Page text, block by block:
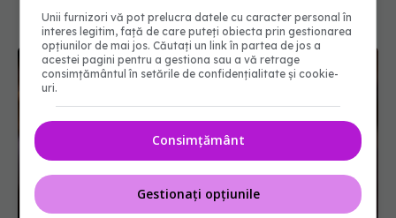
Unii furnizori vă pot prelucra datele cu caracter personal în
interes legitim, față de care puteți obiecta prin gestionarea
opțiunilor de mai jos. Căutați un link în partea de jos a
acestei pagini pentru a gestiona sau a vă retrage
consimțământul în setările de confidențialitate și cookie-
uri.
Consimțământ
Gestionați opțiunile